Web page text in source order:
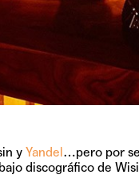
y Yandel…pero por
discográfico de